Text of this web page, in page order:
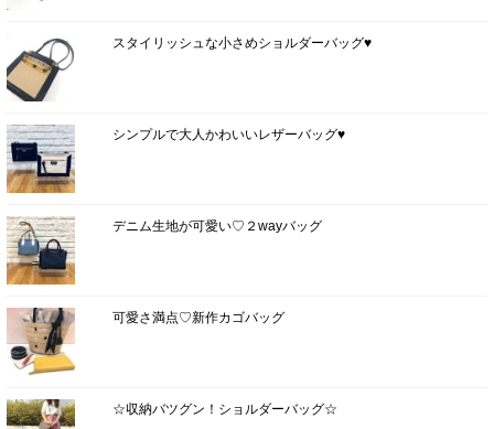
スタイリッシュな小さめショルダーバッグ♥
シンプルで大人かわいいレザーバッグ♥
デニム生地が可愛い♡２wayバッグ
可愛さ満点♡新作カゴバッグ
☆収納バツグン！ショルダーバッグ☆